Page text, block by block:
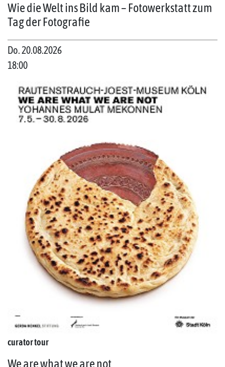
Wie die Welt ins Bild kam – Fotowerkstatt zum
Tag der Fotografie
Do. 20.08.2026
18:00
curator tour
We are what we are not